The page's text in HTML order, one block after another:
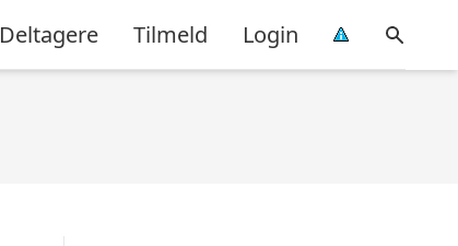
Deltagere Tilmeld Login